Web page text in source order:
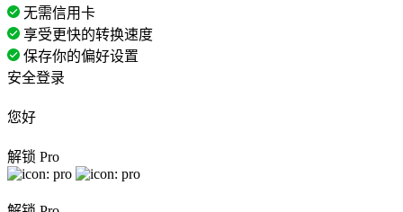
无需信用卡
享受更快的转换速度
保存你的偏好设置
安全登录
您好
解锁 Pro